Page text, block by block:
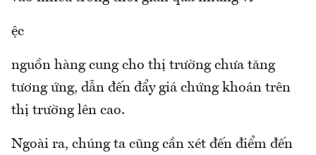
ệc
nguồn hàng cung cho thị trường chưa tăng
tương ứng, dẫn đến đẩy giá chứng khoán trên
thị trường lên cao.
Ngoài ra, chúng ta cũng cần xét đến điểm đến